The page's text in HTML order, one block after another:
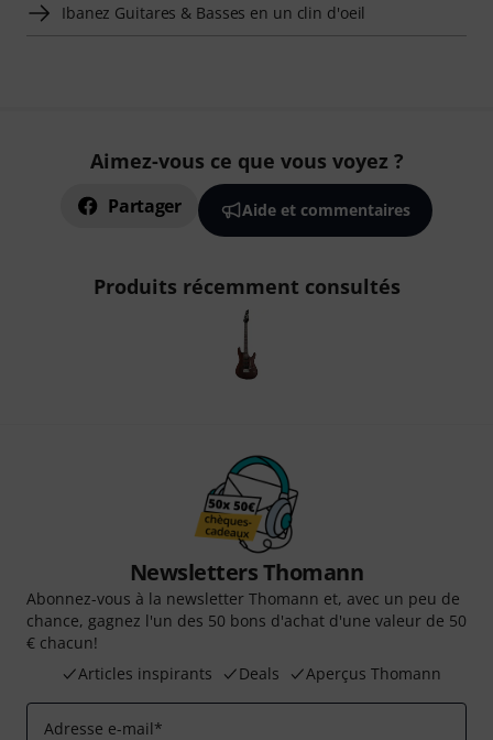
Ibanez Guitares & Basses en un clin d'oeil
Aimez-vous ce que vous voyez ?
Partager Aide et commentaires
Produits récemment consultés
Newsletters Thomann
Abonnez-vous à la newsletter Thomann et, avec un peu de
chance, gagnez l'un des 50 bons d'achat d'une valeur de 50
€ chacun!
Articles inspirants
Deals Aperçus Thomann
Adresse e-mail*